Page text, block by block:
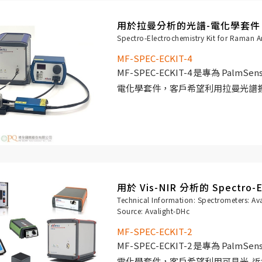
用於拉曼分析的光譜-電化學套件
Spectro-Electrochemistry Kit for Raman
MF-SPEC-ECKIT-4
MF-SPEC-ECKIT-4 是專為
電化學套件，客戶希望利用拉曼光譜
用於 Vis-NIR 分析的 Spectro-
Technical Information: Spectrometers:
Source: Avalight-DHc
MF-SPEC-ECKIT-2
MF-SPEC-ECKIT-2 是專為